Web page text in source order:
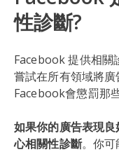
性診斷?
Facebook 提供相關
嘗試在所有領域將
Facebook會懲罰那
如果你的廣告表現
心相關性診斷。你可